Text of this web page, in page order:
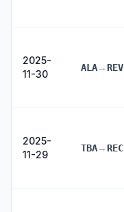
2025-
11-30
ALA→ REV
2025-
11-29
TBA→ REC